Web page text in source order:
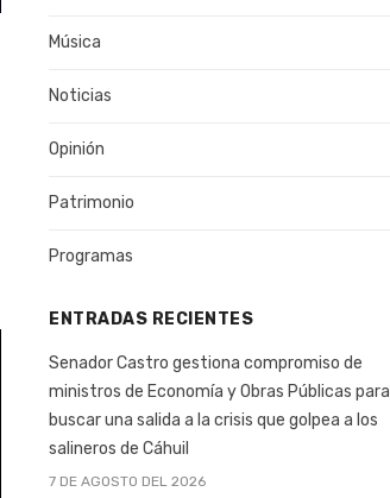
Música
Noticias
Opinión
Patrimonio
Programas
ENTRADAS RECIENTES
Senador Castro gestiona compromiso de
ministros de Economía y Obras Públicas para
buscar una salida a la crisis que golpea a los
salineros de Cáhuil
7 DE AGOSTO DEL 2026